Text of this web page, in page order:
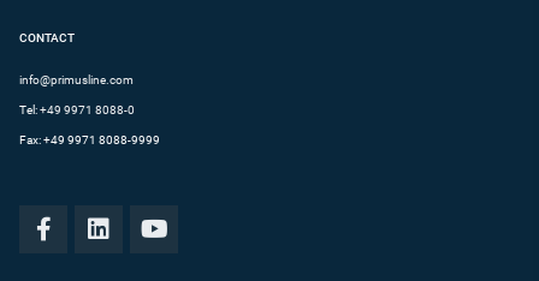
CONTACT
info@primusline.com
Tel:+49 9971 8088-0
Fax: +49 9971 8088-9999